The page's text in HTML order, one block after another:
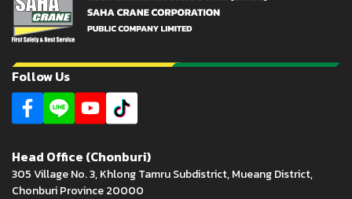
Follow Us
Head Office (Chonburi)
305 Village No. 3, Khlong Tamru Subdistrict, Mueang District,
Chonburi Province 20000